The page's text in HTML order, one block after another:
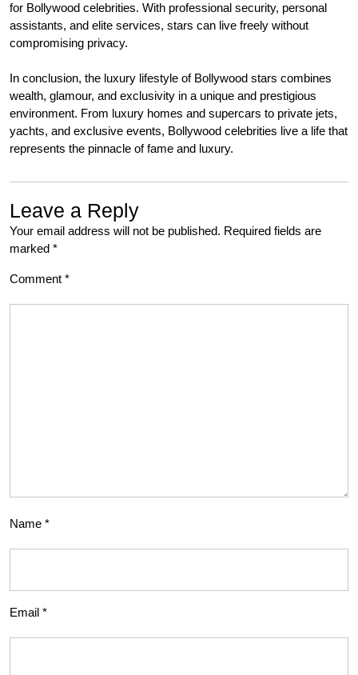
for Bollywood celebrities. With professional security, personal
assistants, and elite services, stars can live freely without
compromising privacy.
In conclusion, the luxury lifestyle of Bollywood stars combines
wealth, glamour, and exclusivity in a unique and prestigious
environment. From luxury homes and supercars to private jets,
yachts, and exclusive events, Bollywood celebrities live a life that
represents the pinnacle of fame and luxury.
Leave a Reply
Your email address will not be published. Required fields are
marked *
Comment *
Name *
Email *